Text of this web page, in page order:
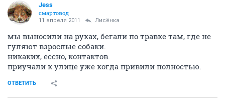
Jess
смартовод
11 апреля 2011 Лисёнка
мы выносили на руках, бегали по травке там, где не
гуляют взрослые собаки.
никаких, ессно, контактов.
приучали к улице уже когда привили полностью.
ОТВЕТИТЬ